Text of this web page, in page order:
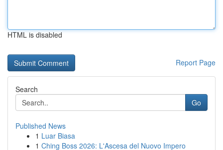
HTML is disabled
Report Page
Search
Go
Published News
1 Luar Biasa
1 Ching Boss 2026: L'Ascesa del Nuovo Impero